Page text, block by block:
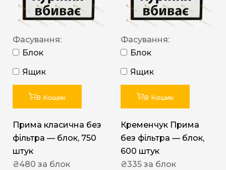
Фасування:
Блок
Ящик
В Кошик
Прима класична без
фільтра — блок, 750
штук
₴480 за блок
Фасування:
Блок
Ящик
В Кошик
Кременчук Прима
без фільтра — блок,
600 штук
₴335 за блок